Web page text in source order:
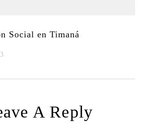
Social en Timaná
A Reply